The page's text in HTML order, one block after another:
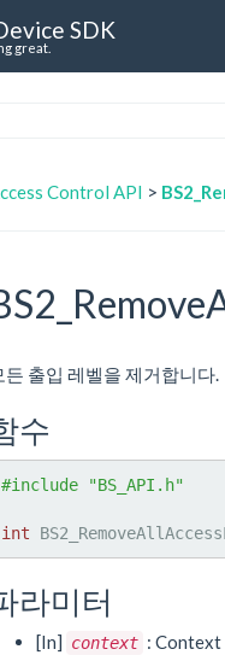
SDK
great.
Control API >
든 출입 레벨을 제거합니다.
수
#include "BS_API.h"
int
라미터
[In] context : Context